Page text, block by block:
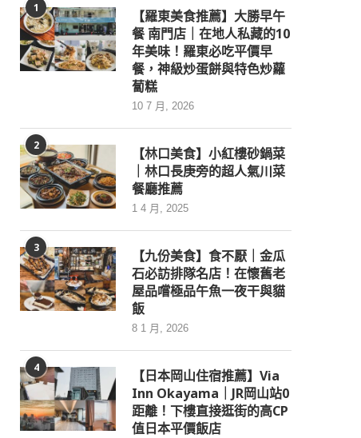
1
【羅東美食推薦】大勝早午
餐 南門店｜在地人私藏的10
年美味！羅東必吃平價早
餐，神級炒蛋餅與特色炒蘿
蔔糕
10 7 月, 2026
2
【林口美食】小紅樓砂鍋菜
｜林口長庚旁的超人氣川菜
餐廳推薦
1 4 月, 2025
3
【九份美食】食不厭｜金瓜
石必訪排隊名店！在懷舊老
屋品嚐極品午魚一夜干與貓
飯
8 1 月, 2026
4
【日本岡山住宿推薦】Via
Inn Okayama｜JR岡山站0
距離！下樓直接逛街的高CP
值日本平價飯店